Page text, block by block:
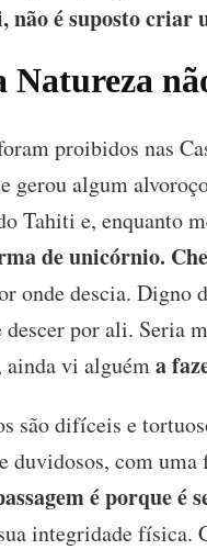
não é suposto criar
Natureza
proibidos nas
gerou algum
Tahiti e, enquanto
de unicórnio.
onde descia. Digno
descer por ali. Seria
ainda vi alguéma
são difíceis e
duvidosos, com uma
é porque é
integridade física.